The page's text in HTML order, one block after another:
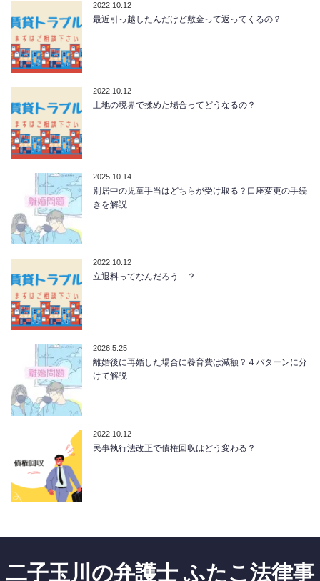
2022.10.12
最近引っ越したんだけど敷金って返ってくるの？
2022.10.12
土地の境界で揉めた場合ってどうなるの？
2025.10.14
別居中の児童手当はどちらが受け取る？口座変更の手続
きを解説
2022.10.12
立退料ってなんだろう…？
2026.5.25
離婚後に再婚した場合に養育費は減額？４パターンに分
けて解説
2022.10.12
民事執行法改正で債権回収はどう変わる？
二子玉川の弁護士 ふたこ法律事